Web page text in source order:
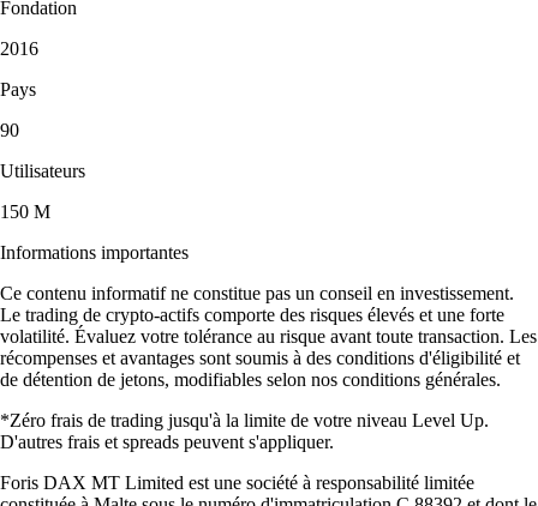
Fondation
2016
Pays
90
Utilisateurs
150 M
Informations importantes
Ce contenu informatif ne constitue pas un conseil en investissement.
Le trading de crypto-actifs comporte des risques élevés et une forte
volatilité. Évaluez votre tolérance au risque avant toute transaction. Les
récompenses et avantages sont soumis à des conditions d'éligibilité et
de détention de jetons, modifiables selon nos conditions générales.
*Zéro frais de trading jusqu'à la limite de votre niveau Level Up.
D'autres frais et spreads peuvent s'appliquer.
Foris DAX MT Limited est une société à responsabilité limitée